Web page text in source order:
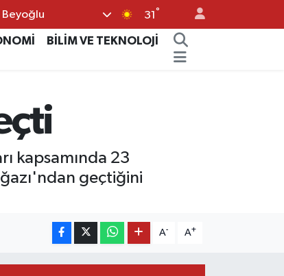
Beyoğlu 31 °
BİLİM VE TEKNOLOJİ
kapsamında 23
geçtiğini
A- A+